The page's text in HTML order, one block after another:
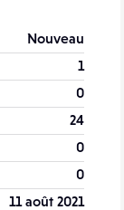
Nouveau
1
0
24
0
0
11 août 2021